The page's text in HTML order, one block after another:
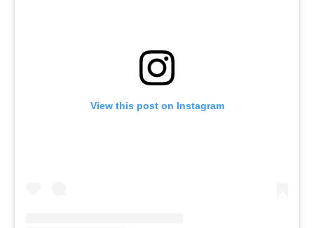
View this post on Instagram